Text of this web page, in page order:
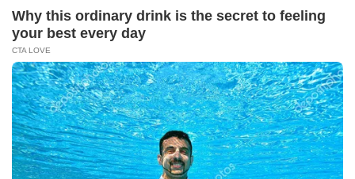
8 Kata Lucu Seputar Malam
Minggu ala Jomblo yang Bikin
BUZZ DAY
Boat Missing For 20 Years Reappears: What Fishermen
Found Inside!
Before You Go